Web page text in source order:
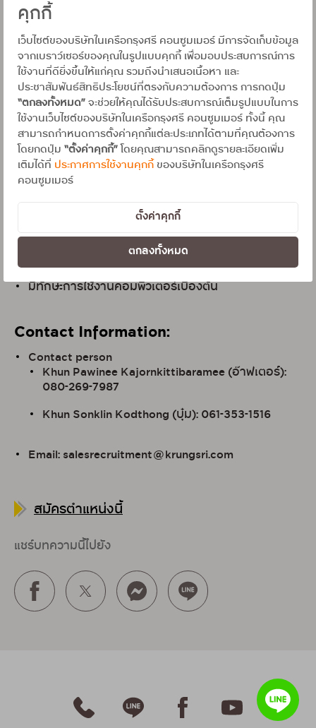
คุกกี้
เว็บไซต์ของบริษัทในเครือกรุงศรี คอนซูมเมอร์ มีการจัดเก็บข้อมูล
จากเบราว์เซอร์ของคุณในรูปแบบคุกกี้ เพื่อมอบประสบการณ์การ
ใช้งานที่ดียิ่งขึ้นให้แก่คุณ รวมถึงนำเสนอเนื้อหา และ
ประชาสัมพันธ์สิทธิประโยชน์ที่ตรงกับความต้องการ การกดปุ่ม
“ตกลงทั้งหมด”จะช่วยให้คุณได้รับประสบการณ์เต็มรูปแบบในการ
ใช้งานเว็บไซต์ของบริษัทในเครือกรุงศรี คอนซูมเมอร์ ทั้งนี้ คุณ
สามารถกำหนดการตั้งค่าคุกกี้แต่ละประเภทได้ตามที่คุณต้องการ
โดยกดปุ่ม “ตั้งค่าคุกกี้”โดยคุณสามารถคลิกดูรายละเอียดเพิ่ม
เติมได้ที่ ประกาศการใช้งานคุกกี้ของบริษัทในเครือกรุงศรี
คอนซูมเมอร์
ตั้งค่าคุกกี้
ตกลงทั้งหมด
วางแผนการบริหารกับทีมขาย ภายในสาขา เพื่อให้บรรลุ
เป้าหมายในการทำงานร่วมกัน
Qualifications:
วุฒิการศึกษา : ม.6 /ปวช - ปริญญาตรี
หากมีประสบการณ์ด้านการขาย หรือมีความรู้ด้านสิน
เชื่อ, บัตรเครดิต, ประกันภัยและประกันชีวิตมา จะได้รับ
พิจารณาเป็นพิเศษ
มีทัศนคติที่ดี มีใจรักงานบริการ มีวินัย ตรงต่อเวลา และ
สามารถทำงาน ออกบูท จัดกิจกรรมทางการตลาดนอก
มีทักษะการใช้งานคอมพิวเตอร์เบื้องต้น
Contact Information:
Contact person
Khun Pawinee Kajornkittibaramee (อ๊าฟเตอร์):
080-269-7987
Khun Sonklin Kodthong (บุ๋ม): 061-353-1516
Email: salesrecruitment@krungsri.com
สมัครตำแหน่งนี้
แชร์บทความนี้ไปยัง